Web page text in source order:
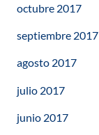
octubre 2017
septiembre 2017
agosto 2017
julio 2017
junio 2017